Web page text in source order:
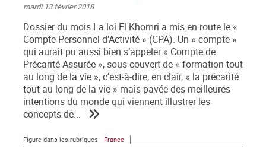
mardi 13 février 2018
Dossier du mois La loi El Khomri a mis en route le «
Compte Personnel d’Activité » (CPA). Un « compte »
qui aurait pu aussi bien s’appeler « Compte de
Précarité Assurée », sous couvert de « formation tout
au long de la vie », c’est-à-dire, en clair, « la précarité
tout au long de la vie » mais pavée des meilleures
intentions du monde qui viennent illustrer les
concepts de...
Figure dans les rubriques France